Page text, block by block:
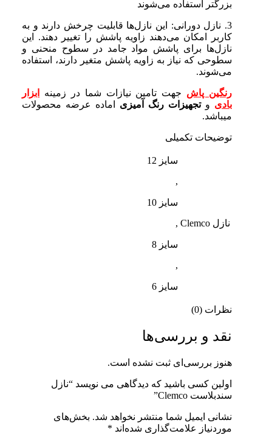
بزرگتر استفاده می‌شوند
3. نازل دورانی: این نازل‌ها قابلیت چرخش دارند و به
کاربر امکان می‌دهند زاویه پاشش را تغییر دهند. این
نازل‌ها برای پاشش مواد جامد در سطوح منحنی و
سطوحی که نیاز به زاویه پاشش متغیر دارند، استفاده
می‌شوند.
رنگین پاش جهت تامین نیازات شما در زمینه
ابزار
بادی وتجهیزات رنگ آمیزی اماده عرضه محصولات
میباشد.
توضیحات تکمیلی
نازل Clemco
سایز 12
,
سایز 10
,
سایز 8
,
سایز 6
نظرات (0)
نقد و بررسی‌ها
هنوز بررسی‌ای ثبت نشده است.
اولین کسی باشید که دیدگاهی می نویسد “نازل
سندبلاست Clemco”
نشانی ایمیل شما منتشر نخواهد شد. بخش‌های
موردنیاز علامت‌گذاری شده‌اند *